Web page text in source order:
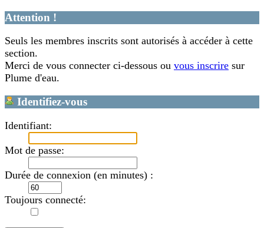
Attention !
Seuls les membres inscrits sont autorisés à accéder à cette
section.
Merci de vous connecter ci-dessous ou vous inscrire sur
Plume d'eau.
Identifiez-vous
Identifiant:
Mot de passe:
Durée de connexion (en minutes) :
Toujours connecté: